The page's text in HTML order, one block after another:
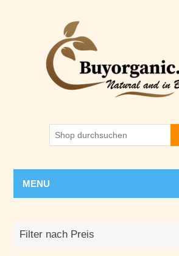
MENU
Filter nach Preis